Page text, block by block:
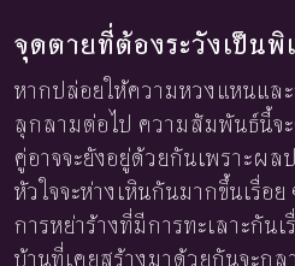
จุดตายที่ต้องระวังเป็นพิ
หากปล่อยให้ความหวงแหนแล
ลุกลามต่อไป ความสัมพันธ์นี้จ
คู่อาจจะยังอยู่ด้วยกันเพราะผล
หัวใจจะห่างเหินกันมากขึ้นเรื่อ
การหย่าร้างที่มีการทะเลาะกัน
บ้านที่เคยสร้างมาด้วยกันจะก